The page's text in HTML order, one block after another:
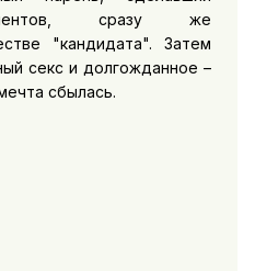
сразу же
"кандидата". Затем
секс и долгожданное –
сбылась.